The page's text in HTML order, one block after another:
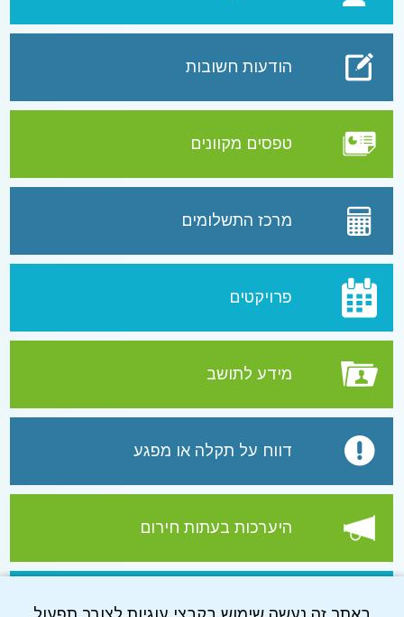
הודעות חשובות
טפסים מקוונים
מרכז התשלומים
פרויקטים
מידע לתושב
דווח על תקלה או מפגע
היערכות בעתות חירום
עמוד הפייסבוק של התאגיד